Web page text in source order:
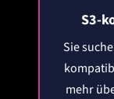
S3-
Sie
mehr